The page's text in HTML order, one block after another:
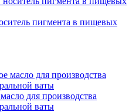
пигмента в пищевых
для производства
ваты